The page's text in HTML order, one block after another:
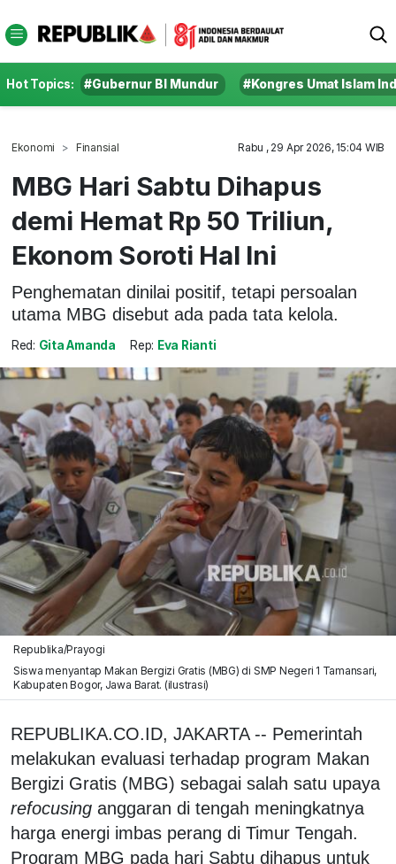
Hot Topics: #Gubernur BI Mundur #Kongres Umat Islam
Ekonomi Finansial Rabu , 29 Apr 2026, 15:04 WIB
MBG Hari Sabtu Dihapus
demi Hemat Rp 50 Triliun,
Ekonom Soroti Hal Ini
Penghematan dinilai positif, tetapi persoalan
utama MBG disebut ada pada tata kelola.
Red: Gita Amanda Rep: Eva Rianti
Republika/Prayogi
Siswa menyantap Makan Bergizi Gratis (MBG) di SMP Negeri 1 Tamansari,
Kabupaten Bogor, Jawa Barat. (ilustrasi)
REPUBLIKA.CO.ID, JAKARTA -- Pemerintah
melakukan evaluasi terhadap program Makan
Bergizi Gratis (MBG) sebagai salah satu upaya
refocusing anggaran di tengah meningkatnya
harga energi imbas perang di Timur Tengah.
Program MBG pada hari Sabtu dihapus untuk